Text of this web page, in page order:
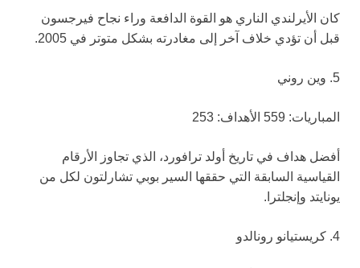
كان الأيرلندي الناري هو القوة الدافعة وراء نجاح فيرجسون
قبل أن تؤدي خلاف آخر إلى مغادرته بشكل متوتر في 2005.
5. وين روني
المباريات: 559 الأهداف: 253
أفضل هداف في تاريخ أولد ترافورد، الذي تجاوز الأرقام
القياسية السابقة التي حققها السير بوبي تشارلتون لكل من
يونايتد وإنجلترا.
4. كريستيانو رونالدو